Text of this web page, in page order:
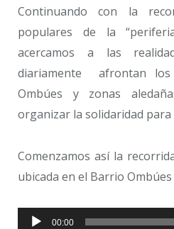
Continuando con la
populares de la
acercamos a las
diariamente afrontan
Ombúes y zonas
organizar la solidaridad
Comenzamos así la
ubicada en el Barrio
Reproductor
00:00